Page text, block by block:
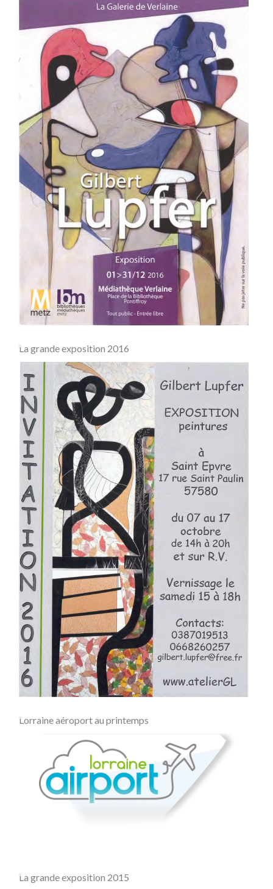
La grande exposition 2016
Lorraine aéroport au printemps
La grande exposition 2015